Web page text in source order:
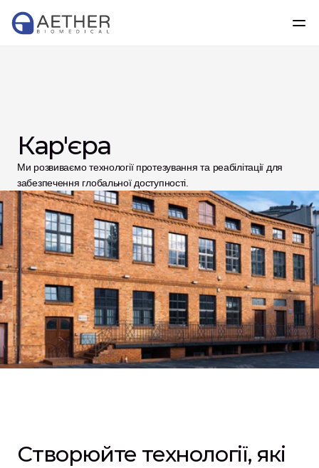
Кар'єра
Ми розвиваємо технології протезування та реабілітації для
забезпечення глобальної доступності.
Створюйте технології, які